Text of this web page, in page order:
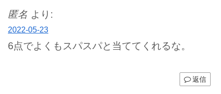
匿名 より:
2022-05-23
6点でよくもスパスパと当ててくれるな。
返信